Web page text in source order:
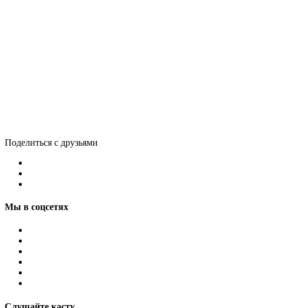
Поделиться с друзьями
Мы в соцсетях